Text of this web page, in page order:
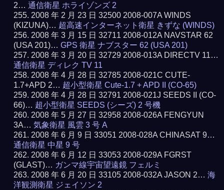
2…通信衛星 ホライゾンズ 2
2008 年 2 月 23 日 32500 2008-007A WINDS
(KIZUNA)… 超高速インターネット衛星 きずな (WINDS)
2008 年 3 月 15 日 32711 2008-012A NAVSTAR 62
(USA 201)…GPS 衛星 ナブスター 62 (USA 201)
2008 年 3 月 20 日 32729 2008-013A DIRECTV 11…
通信衛星 ディレク TV 11
2008 年 4 月 28 日 32785 2008-021C CUTE-
1.7+APD 2… 超小型衛星 Cute-1.7 + APD II (CO-65)
2008 年 4 月 28 日 32791 2008-021J SEEDS II (CO-
66)… 超小型衛星 SEEDS (シーズ) 2 号機
2008 年 5 月 27 日 32958 2008-026A FENGYUN
3A…気象衛星 風雲 3 号 A
2008 年 6 月 9 日 33051 2008-028A CHINASAT 9…
通信衛星 中星 9 号
2008 年 6 月 12 日 33053 2008-029A FGRST
(GLAST)… ガンマ線宇宙望遠鏡 フェルミ
2008 年 6 月 20 日 33105 2008-032A JASON 2…海
洋観測衛星 ジェイソン 2